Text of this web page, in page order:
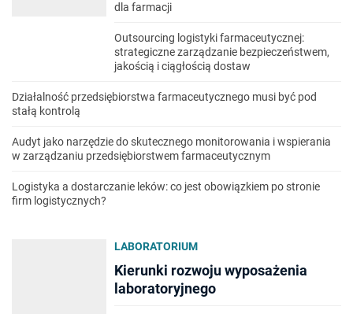
dla farmacji
Outsourcing logistyki farmaceutycznej:
strategiczne zarządzanie bezpieczeństwem,
jakością i ciągłością dostaw
Działalność przedsiębiorstwa farmaceutycznego musi być pod
stałą kontrolą
Audyt jako narzędzie do skutecznego monitorowania i wspierania
w zarządzaniu przedsiębiorstwem farmaceutycznym
Logistyka a dostarczanie leków: co jest obowiązkiem po stronie
firm logistycznych?
LABORATORIUM
Kierunki rozwoju wyposażenia
laboratoryjnego